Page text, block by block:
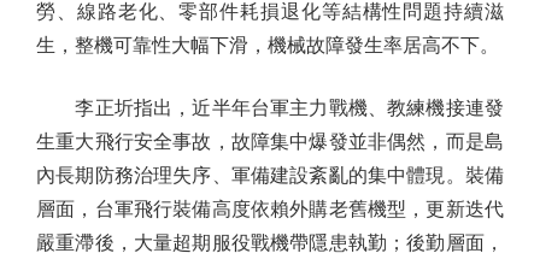
勞、線路老化、零部件耗損退化等結構性問題持續滋
生，整機可靠性大幅下滑，機械故障發生率居高不下。
李正圻指出，近半年台軍主力戰機、教練機接連發
生重大飛行安全事故，故障集中爆發並非偶然，而是島
內長期防務治理失序、軍備建設紊亂的集中體現。裝備
層面，台軍飛行裝備高度依賴外購老舊機型，更新迭代
嚴重滯後，大量超期服役戰機帶隱患執勤；後勤層面，